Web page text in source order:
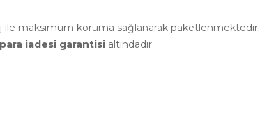
ile maksimum koruma sağlanarak paketlenmektedir.
iadesi garantisi altındadır.